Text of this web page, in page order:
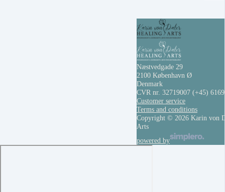
Næstvedgade 29
2100 København Ø
Denmark
CVR nr. 32719007 (+45)
Customer service
Terms and conditions
Copyright © 2026 Karin von
Arts
powered by